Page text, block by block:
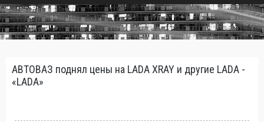
АВТОВАЗ поднял цены на LADA XRAY и другие LADA -
«LADA»